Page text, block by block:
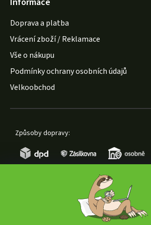
Doprava a platba
Vrácení zboží / Reklamace
Vše o nákupu
Podmínky ochrany osobních údajů
Velkoobchod
Způsoby dopravy: